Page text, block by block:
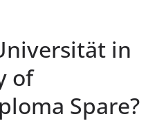
in
of
Spare?